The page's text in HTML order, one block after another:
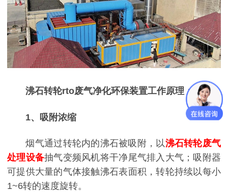
沸石转轮rto废气净化环保装置工作原理：
1、吸附浓缩
烟气通过转轮内的沸石被吸附，以沸石转轮废气
处理设备抽气变频风机将干净尾气排入大气；吸附器
可提供大量的气体接触沸石表面积，转轮持续以每小
1~6转的速度旋转。